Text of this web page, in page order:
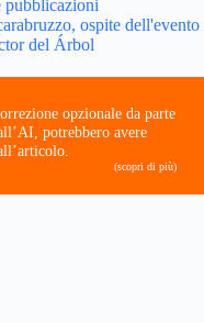
pubblicazioni
ospite dell'evento
del Árbol
opzionale da parte
potrebbero avere
(scopri di più)